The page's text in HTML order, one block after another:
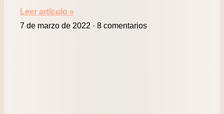
Leer artículo »
7 de marzo de 2022
8 comentarios